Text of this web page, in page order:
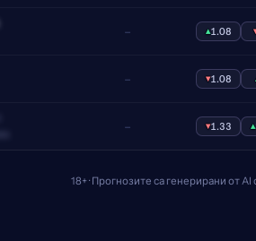
– ▴1.08
– ▾1.08
– ▾1.33 ▴
18+ · Прогнозите са генерирани от